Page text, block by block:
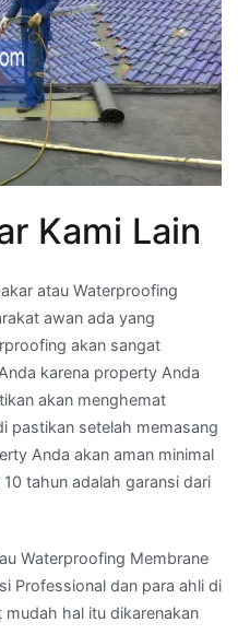
Kami Lain
atau Waterproofing
awan ada yang
akan sangat
karena property Anda
akan menghemat
pastikan setelah memasang
Anda akan aman minimal
tahun adalah garansi dari
Waterproofing Membrane
Professional dan para ahli di
hal itu dikarenakan